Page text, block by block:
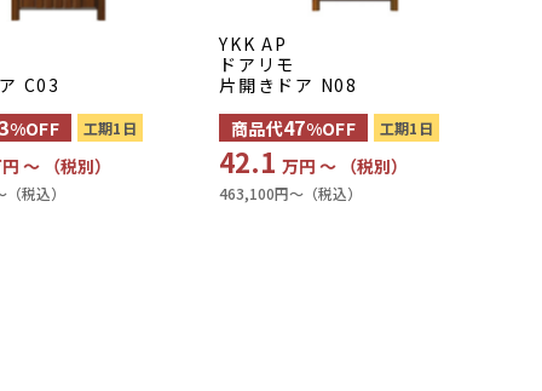
C03
%OFF 工期1日
〜 （税別）
税込）
YKK AP
ドアリモ
片開きドア N08
商品代47%OFF 工期1日
42.1 万円 〜 （税別）
463,100円〜（税込）